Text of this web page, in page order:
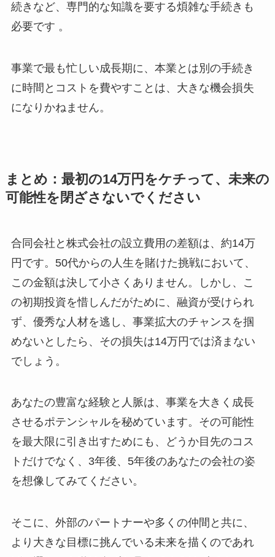
続きなど、専門的な知識を要する煩雑な手続きも
必要です 。
事業で最も忙しい成長期に、本業とは別の手続き
に時間とコストを費やすことは、大きな機会損失
になりかねません。
まとめ：最初の14万円をケチって、未来の
可能性を閉ざさないでください
合同会社と株式会社の設立費用の差額は、約14万
円です。50代からの人生を賭けた挑戦において、
この金額は決して小さくありません。しかし、こ
の初期投資を惜しんだがために、融資が受けられ
ず、優秀な人材を逃し、事業拡大のチャンスを掴
めないとしたら、その損失は14万円では済まない
でしょう。
あなたの豊富な経験と人脈は、事業を大きく成長
させるポテンシャルを秘めています。その可能性
を最大限に引き出すためにも、どうか目先のコス
トだけでなく、3年後、5年後のあなたの会社の姿
を想像してみてください。
そこに、外部のパートナーや多くの仲間と共に、
より大きな目標に挑んでいる未来を描くのであれ